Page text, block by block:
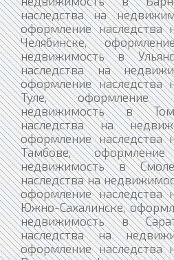
наследства на
оформление наследства
Челябинске,
недвижимость в
наследства на
оформление наследства
Туле, оформление
недвижимость в
наследства на
оформление наследства
Тамбове,
недвижимость в
наследства на
оформление наследства
Южно-Сахалинске,
недвижимость в
наследства на
оформление наследства